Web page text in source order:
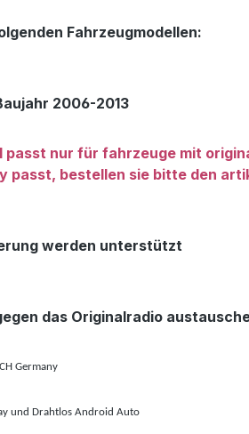
Fahrzeugmodellen:
2006-2013
passt nur für fahrzeuge mit
passt, bestellen sie bitte den
werden unterstützt
das Originalradio
Germany
und Drahtlos Android Auto